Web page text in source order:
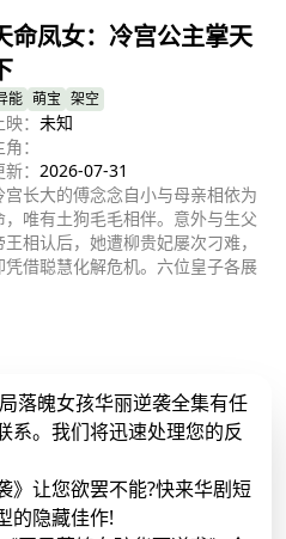
命凤女：冷宫公主掌天
能 萌宝 架空
映： 未知
：
： 2026-07-31
宫长大的傅念念自小与母亲相依为
，唯有土狗毛毛相伴。意外与生父
王相认后，她遭柳贵妃屡次刁难，
凭借聪慧化解危机。六位皇子各展
落魄女孩华丽逆袭全集有任
系。我们将迅速处理您的反
让您欲罢不能?快来华剧短
的隐藏佳作!